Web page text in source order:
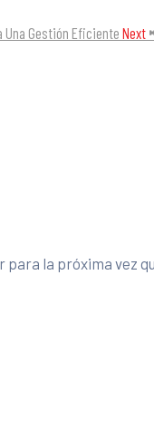
Una Gestión Eficiente Next
la próxima vez